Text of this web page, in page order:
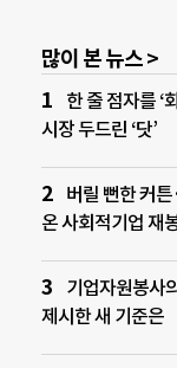
많이 본 뉴스 >
한 줄 점자를 ‘
시장 두드린 ‘닷’
버릴 뻔한 커
온 사회적기업 재
기업자원봉사
제시한 새 기준은